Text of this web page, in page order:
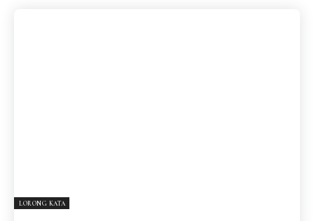
EXTREME DISTORTION
LORONG KATA